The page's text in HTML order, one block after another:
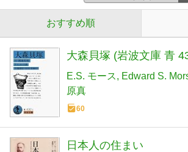
おすすめ順
大森貝塚 (岩波文庫 青
E.S. モース Edward S.
原真
60
日本人の住まい